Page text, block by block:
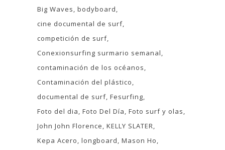
Big Waves bodyboard
cine documental de surf
competición de surf
Conexionsurfing surmario semanal
contaminación de los océanos
Contaminación del plástico
documental de surf Fesurfing
Foto del dia Foto Del Día Foto surf y olas
John John Florence KELLY SLATER
Kepa Acero longboard Mason Ho